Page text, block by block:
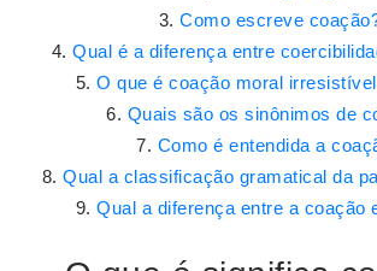
Como escreve
Qual é a diferença entre
O que é coação moral
Quais são os sinônimos de
Como é entendida a
Qual a classificação gramatical da
Qual a diferença entre a coação